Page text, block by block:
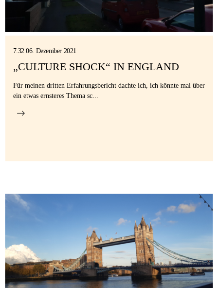
7:32 06. Dezember 2021
„CULTURE SHOCK“ IN ENGLAND
Für meinen dritten Erfahrungsbericht dachte ich, ich könnte mal über
ein etwas ernsteres Thema sc...